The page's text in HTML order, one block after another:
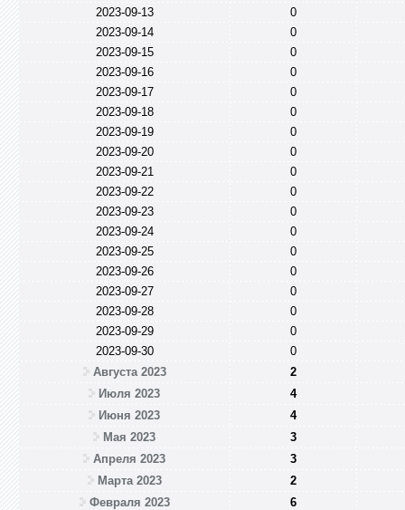
2023-09-13
0
2023-09-14
0
2023-09-15
0
2023-09-16
0
2023-09-17
0
2023-09-18
0
2023-09-19
0
2023-09-20
0
2023-09-21
0
2023-09-22
0
2023-09-23
0
2023-09-24
0
2023-09-25
0
2023-09-26
0
2023-09-27
0
2023-09-28
0
2023-09-29
0
2023-09-30
0
Августа 2023
2
Июля 2023
4
Июня 2023
4
Мая 2023
3
Апреля 2023
3
Марта 2023
2
Февраля 2023
6